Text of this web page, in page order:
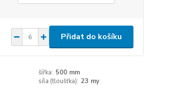
Přidat do košíku
šířka: 500 mm
síla (tloušťka): 23 my